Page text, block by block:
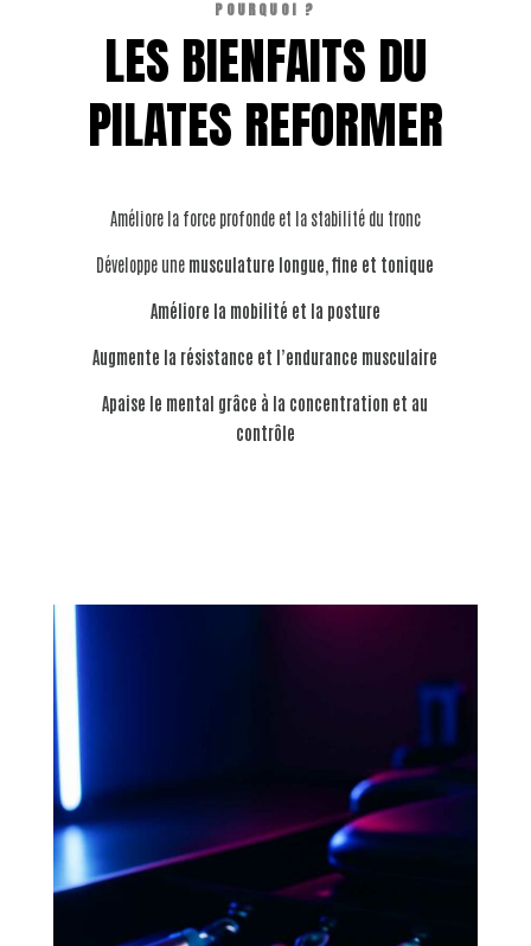
POURQUOI ?
LES BIENFAITS DU
PILATES REFORMER
Améliore la force profonde et la stabilité du tronc
Développe une musculature longue, fine et tonique
Améliore la mobilité et la posture
Augmente la résistance et l’endurance musculaire
Apaise le mental grâce à la concentration et au
contrôle